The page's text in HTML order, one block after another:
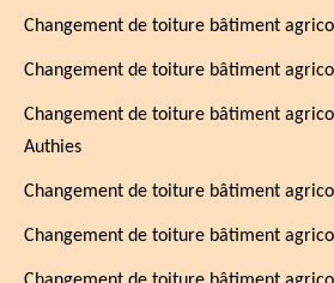
Changement de toiture bâtiment
Changement de toiture bâtiment
Changement de toiture bâtiment
Authies
Changement de toiture bâtiment
Changement de toiture bâtiment